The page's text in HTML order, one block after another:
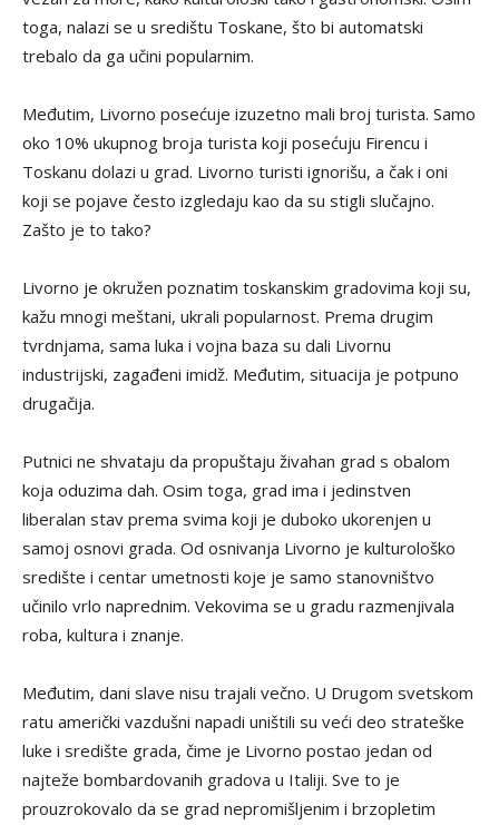
toga, nalazi se u središtu Toskane, što bi automatski
trebalo da ga učini popularnim.
Međutim, Livorno posećuje izuzetno mali broj turista. Samo
oko 10% ukupnog broja turista koji posećuju Firencu i
Toskanu dolazi u grad. Livorno turisti ignorišu, a čak i oni
koji se pojave često izgledaju kao da su stigli slučajno.
Zašto je to tako?
Livorno je okružen poznatim toskanskim gradovima koji su,
kažu mnogi meštani, ukrali popularnost. Prema drugim
tvrdnjama, sama luka i vojna baza su dali Livornu
industrijski, zagađeni imidž. Međutim, situacija je potpuno
drugačija.
Putnici ne shvataju da propuštaju živahan grad s obalom
koja oduzima dah. Osim toga, grad ima i jedinstven
liberalan stav prema svima koji je duboko ukorenjen u
samoj osnovi grada. Od osnivanja Livorno je kulturološko
središte i centar umetnosti koje je samo stanovništvo
učinilo vrlo naprednim. Vekovima se u gradu razmenjivala
roba, kultura i znanje.
Međutim, dani slave nisu trajali večno. U Drugom svetskom
ratu američki vazdušni napadi uništili su veći deo strateške
luke i središte grada, čime je Livorno postao jedan od
najteže bombardovanih gradova u Italiji. Sve to je
prouzrokovalo da se grad nepromišljenim i brzopletim